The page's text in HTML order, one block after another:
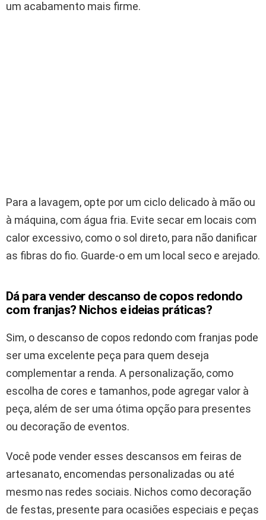
um acabamento mais firme.
Para a lavagem, opte por um ciclo delicado à mão ou
à máquina, com água fria. Evite secar em locais com
calor excessivo, como o sol direto, para não danificar
as fibras do fio. Guarde-o em um local seco e arejado.
Dá para vender descanso de copos redondo
com franjas? Nichos e ideias práticas?
Sim, o descanso de copos redondo com franjas pode
ser uma excelente peça para quem deseja
complementar a renda. A personalização, como
escolha de cores e tamanhos, pode agregar valor à
peça, além de ser uma ótima opção para presentes
ou decoração de eventos.
Você pode vender esses descansos em feiras de
artesanato, encomendas personalizadas ou até
mesmo nas redes sociais. Nichos como decoração
de festas, presente para ocasiões especiais e peças